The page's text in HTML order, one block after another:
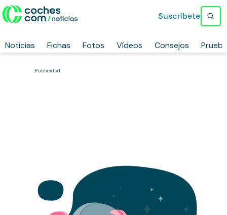
Noticias Fichas Fotos Vídeos Consejos
Suscríbete
Publicidad